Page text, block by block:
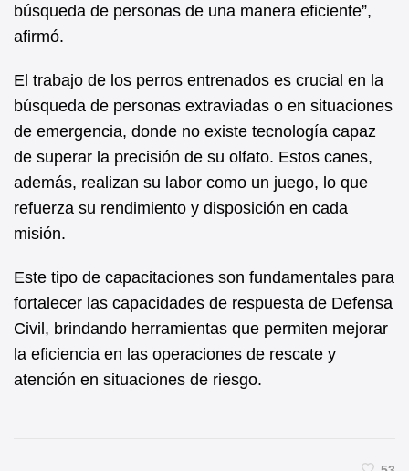
búsqueda de personas de una manera eficiente”,
afirmó.
El trabajo de los perros entrenados es crucial en la
búsqueda de personas extraviadas o en situaciones
de emergencia, donde no existe tecnología capaz
de superar la precisión de su olfato. Estos canes,
además, realizan su labor como un juego, lo que
refuerza su rendimiento y disposición en cada
misión.
Este tipo de capacitaciones son fundamentales para
fortalecer las capacidades de respuesta de Defensa
Civil, brindando herramientas que permiten mejorar
la eficiencia en las operaciones de rescate y
atención en situaciones de riesgo.